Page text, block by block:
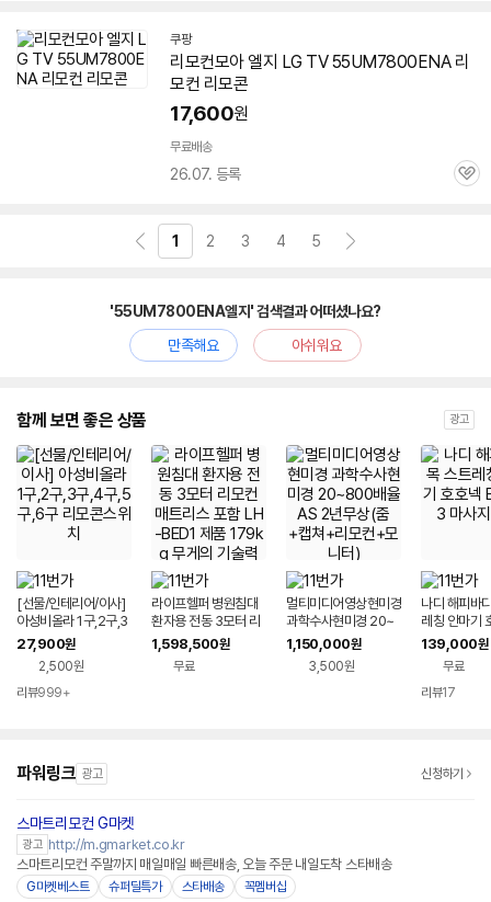
쿠팡
리모컨모아 엘지 LG TV55UM7800ENA리
모컨 리모콘
17,600원
무료배송
26.07. 등록
관
1 2 3 4 5
'55UM7800ENA엘지' 검색결과 어떠셨나요?
만족해요
아쉬워요
함께 보면 좋은 상품 광고
[선물/인테리어/이사]
아성비올라 1구,2구,3
구,4구,5구,6구 리모
콘스위치
27,900원
2,500원
리뷰999+
라이프헬퍼 병원침대
환자용 전동 3모터 리
모컨 매트리스 포함 L
H-BED1 제품 179kg
무게의 기술력 침대
1,598,500원
무료
멀티미디어영상현미경
과학수사현미경 20~
800배율 AS 2년무상
(줌+캡쳐+리모컨+모
니터)
1,150,000원
3,500원
나디 해피바
레칭 안마기
M-333 마사
139,000원
무료
리뷰17
파워링크 광고 신청하기
스마트리모컨 G마켓
광고 http://m.gmarket.co.kr
스마트리모컨 주말까지 매일매일 빠른배송, 오늘 주문 내일도착 스타배송
G마켓베스트 슈퍼딜특가 스타배송 꼭멤버십